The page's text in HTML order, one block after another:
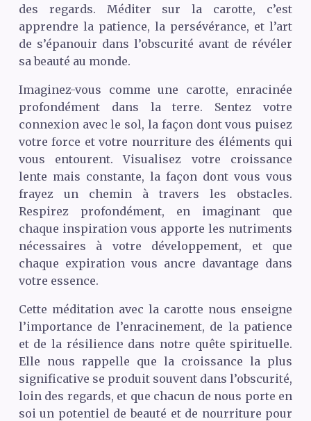
des regards. Méditer sur la carotte, c’est
apprendre la patience, la persévérance, et l’art
de s’épanouir dans l’obscurité avant de révéler
sa beauté au monde.
Imaginez-vous comme une carotte, enracinée
profondément dans la terre. Sentez votre
connexion avec le sol, la façon dont vous puisez
votre force et votre nourriture des éléments qui
vous entourent. Visualisez votre croissance
lente mais constante, la façon dont vous vous
frayez un chemin à travers les obstacles.
Respirez profondément, en imaginant que
chaque inspiration vous apporte les nutriments
nécessaires à votre développement, et que
chaque expiration vous ancre davantage dans
votre essence.
Cette méditation avec la carotte nous enseigne
l’importance de l’enracinement, de la patience
et de la résilience dans notre quête spirituelle.
Elle nous rappelle que la croissance la plus
significative se produit souvent dans l’obscurité,
loin des regards, et que chacun de nous porte en
soi un potentiel de beauté et de nourriture pour